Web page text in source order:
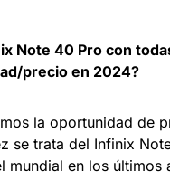
Note 40 Pro con
precio en 2024?
la oportunidad de
se trata del Infinix
mundial en los últimos